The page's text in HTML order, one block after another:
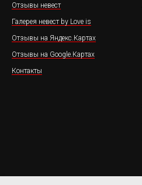
Отзывы невест
Галерея невест by Love is
Отзывы на Яндекс.Картах
Отзывы на Google.Картах
Контакты